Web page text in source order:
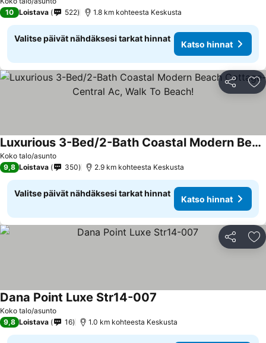
10 Loistava 522 1.8 km kohteesta Keskusta
Valitse päivät nähdäksesi tarkat hinnat
Katso hinnat
Jaa
Koko talo/asunto
Luxurious 3-Bed/2-Bath Coastal Modern Beach Cottage-Central Ac, Walk To Beach!
9,8 Loistava 350 2.9 km kohteesta Keskusta
Valitse päivät nähdäksesi tarkat hinnat
Katso hinnat
Jaa
Koko talo/asunto
Dana Point Luxe Str14-007
9,8 Loistava 16 1.0 km kohteesta Keskusta